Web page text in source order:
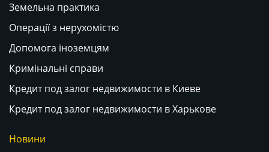
Земельна практика
Операції з нерухомістю
Допомога іноземцям
Кримінальні справи
Кредит под залог недвижимости в Киеве
Кредит под залог недвижимости в Харькове
Новини